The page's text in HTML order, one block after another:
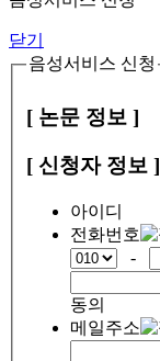
닫기
음성서비스 신청
[ 논문 정보 ]
[ 신청자 정보 ]
아이디
전화번호
-
동의
메일주소